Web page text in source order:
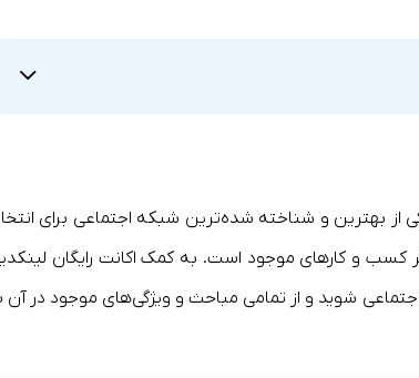
بهترین و شناخته شده‌ترین شبکه اجتماعی برای
و کارهای موجود است. به کمک اکانت رایگان
شوید و از تمامی مباحث و ویژگی‌های موجود در آن